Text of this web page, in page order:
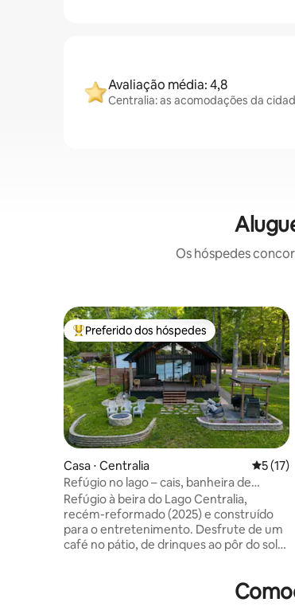
Avaliação média: 4,8
Centralia: as acomodações da
Os hóspedes
Entre os melhores preferidos dos hóspedes
Preferido dos hóspedes
Casa ⋅ Centralia 5 de5 (17)
Refúgio no lago – cais, banheira de
hidromassagem, acomoda de 8 a 10
pessoas
Refúgio à beira do Lago Centralia,
recém-reformado (2025) e construído
para o entretenimento. Desfrute de um
café no pátio, de drinques ao pôr do sol
Esta casa de 167 m² oferece 2 quartos +